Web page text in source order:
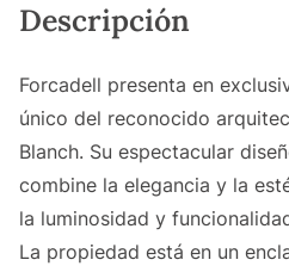
Descripción
Forcadell presenta en
único del reconocido
Blanch. Su espectacular
combine la elegancia y la
la luminosidad y
La propiedad está en un